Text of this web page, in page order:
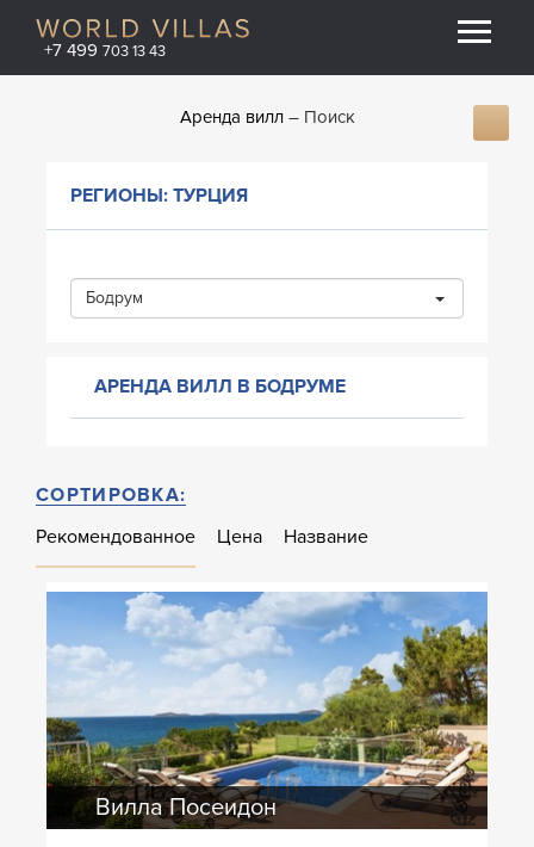
+7 499 703 13 43
Аренда вилл Поиск
РЕГИОНЫ: ТУРЦИЯ
Бодрум
АРЕНДА ВИЛЛ В БОДРУМЕ
СОРТИРОВКА:
Рекомендованное
Цена Название
Вилла Посеидон